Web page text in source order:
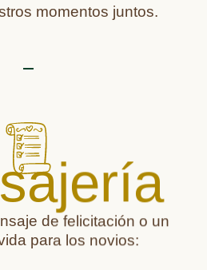
momentos juntos.
de felicitación o un
para los novios: